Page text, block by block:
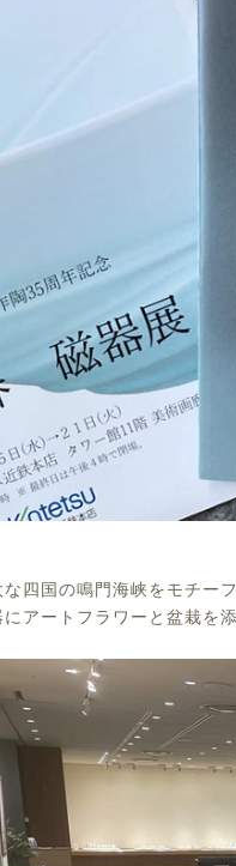
な四国の鳴門海峡をモチー
にアートフラワーと盆栽を